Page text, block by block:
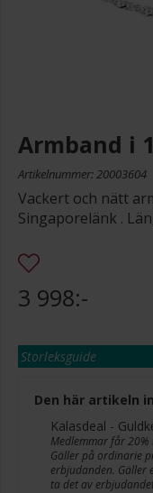
Armband i
Artikelnummer: 20003604
Vackert och nätt
Singaporelänk .
3 998:-
Storleksguide
Den här artikeln
Kalasdeal -
Medlemmar får
Gäller på ordinarie
erbjudanden. Gäller
ta det av